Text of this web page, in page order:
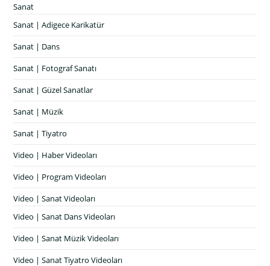
Sanat
Sanat | Adigece Karikatür
Sanat | Dans
Sanat | Fotograf Sanatı
Sanat | Güzel Sanatlar
Sanat | Müzik
Sanat | Tiyatro
Video | Haber Videoları
Video | Program Videoları
Video | Sanat Videoları
Video | Sanat Dans Videoları
Video | Sanat Müzik Videoları
Video | Sanat Tiyatro Videoları